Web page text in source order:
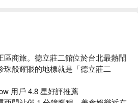
區商旅。德立莊二館位於台北最熱鬧
般耀眼的地標就是「德立莊二
用戶 4.8 星好評推薦
西門站僅 1 分鐘腳程，美食娛樂近在